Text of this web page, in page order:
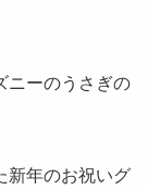
ニーのうさぎの
新年のお祝いグ